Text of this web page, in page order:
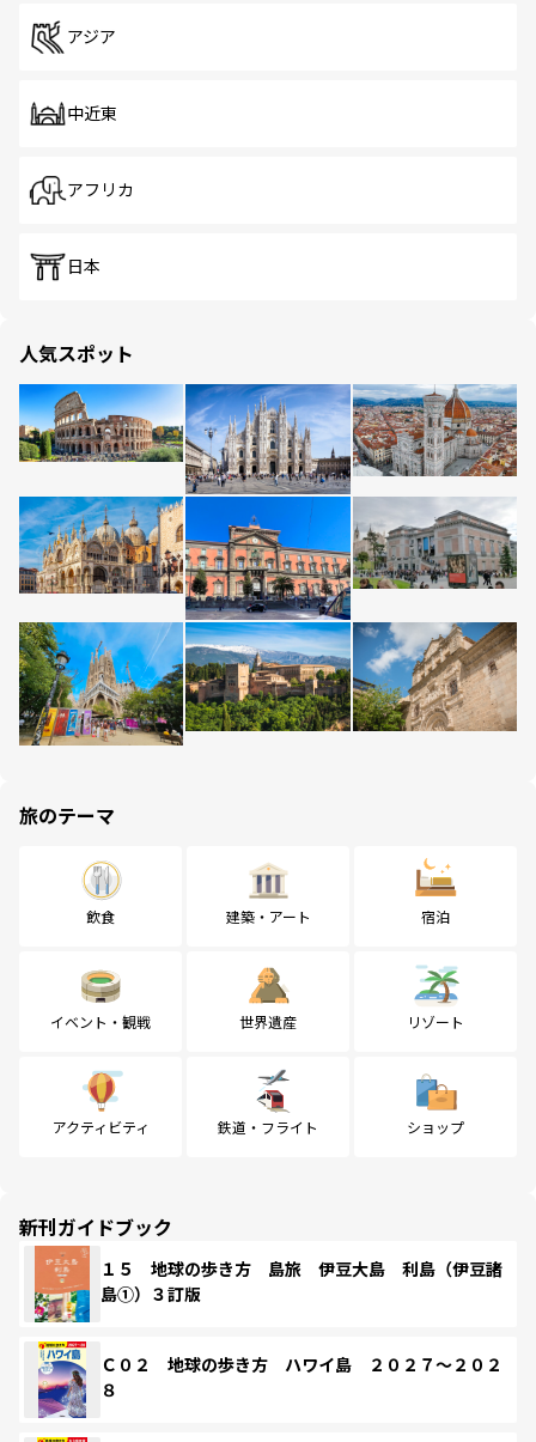
アジア
中近東
アフリカ
日本
人気スポット
旅のテーマ
飲食 建築・アート 宿泊
イベント・観戦 世界遺産 リゾート
アクティビティ 鉄道・フライト ショップ
新刊ガイドブック
１５ 地球の歩き方 島旅 伊豆大島 利島（伊豆諸
島①）３訂版
Ｃ０２ 地球の歩き方 ハワイ島 ２０２７～２０２
８